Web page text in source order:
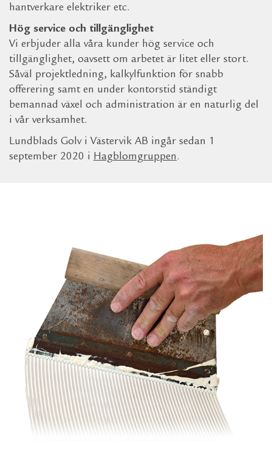
hantverkare elektriker etc.
Hög service och tillgänglighet
Vi erbjuder alla våra kunder hög service och
tillgänglighet, oavsett om arbetet är litet eller stort.
Såväl projektledning, kalkylfunktion för snabb
offerering samt en under kontorstid ständigt
bemannad växel och administration är en naturlig del
i vår verksamhet.
Lundblads Golv i Västervik AB ingår sedan 1
september 2020 i Hagblomgruppen.